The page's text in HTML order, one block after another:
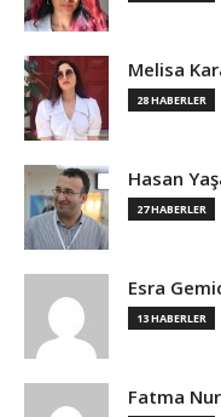
Melisa
28 HABERLER
Hasan
27 HABERLER
Esra
13 HABERLER
Fatma